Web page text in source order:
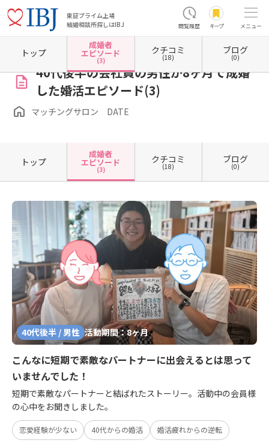
東証プライム上場
結婚相談所探しはIBJ
閲覧履歴 キープ メニュー
ホーム 宮崎県の結婚相談所 宮崎県宮崎市 マッチングサロン DATE 成婚者エピソー
40代後半の会社員の男性が8ヶ月で成婚
した婚活エピソード(3)
マッチングサロン DATE
トップ
成婚者
エピソード
(3)
クチコミ
(18)
ブログ
(0)
トップ
成婚者
エピソード
(3)
クチコミ
(18)
ブログ
(0)
40代後半 / 男性 活動期間：8ヶ月
こんなに短期で素敵なパートナーに出会えるとは思って
いませんでした！
短期で素敵なパートナーと結ばれたストーリー。活動中の会員様
の心中をお聞きしました。
恋愛経験が少ない 40代からの婚活 婚活疲れからの逆転